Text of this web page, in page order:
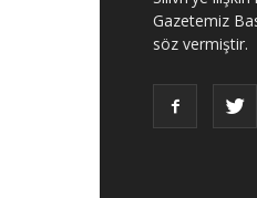
Gazetemiz
söz vermiştir.